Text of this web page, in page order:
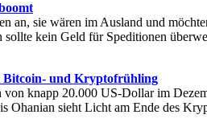
an, sie wären im Ausland und
kein Geld für Speditionen
Bitcoin- und Kryptofrühling
von knapp 20.000 US-Dollar im
Ohanian sieht Licht am Ende des